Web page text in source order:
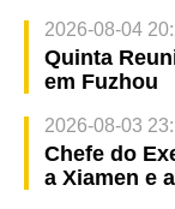
2026-08-04
Quinta
em Fuzhou
2026-08-03
Chefe do
a Xiamen e